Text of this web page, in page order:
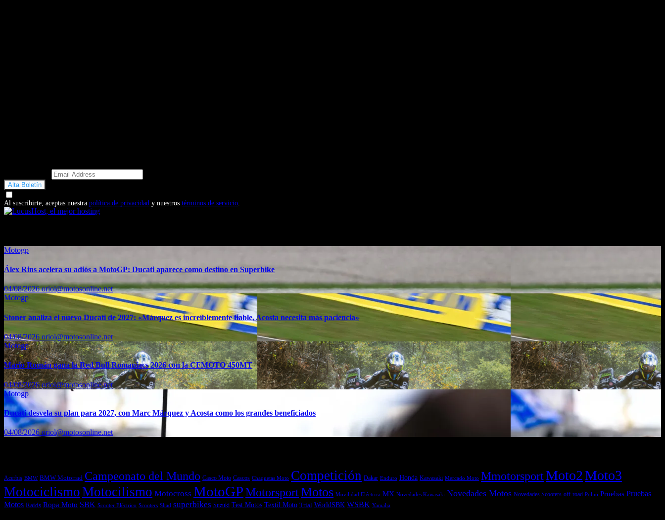
Al suscribirte, aceptas nuestra política de privacidad y nuestros términos de servicio.
Motogp
Álex Rins acelera su adiós a MotoGP: Ducati aparece como destino en Superbike
04/08/2026oriol@motosonline.net
Motogp
Stoner analiza el nuevo Ducati de 2027: «Márquez es increíblemente fiable, Acosta necesita más paciencia»
04/08/2026 oriol@motosonline.net
Motogp
Mario Román gana la Red Bull Romaniacs 2026 con la CFMOTO 450MT
04/08/2026oriol@motosonline.net
Motogp
Ducati desvela su plan para 2027, con Marc Márquez y Acosta como los grandes beneficiados
04/08/2026oriol@motosonline.net
Acerbis BMW BMW Motorrad Campeonato del Mundo Casco Moto Cascos Chaquetas Moto Competición Dakar Enduro Honda Kawasaki Mercado Moto MmotorsportMoto2Moto3
MotociclismoMotocilismo Motocross MotoGPMotorsportMotos Movilidad Eléctrica MX Novedades Kawasaki Novedades Motos Novedades Scooters off-road Polini Pruebas Pruebas
Motos Raids Ropa Moto SBK Scooter Eléctrico Scooters Shad superbikes Suzuki Test Motos Textil Moto Trial WorldSBK WSBK Yamaha